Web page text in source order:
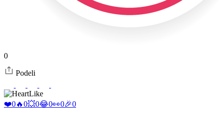
0
Podeli
Like
❤️0🔥0💥0😂0👀0🎉0